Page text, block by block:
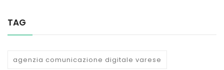
TAG
agenzia comunicazione digitale varese